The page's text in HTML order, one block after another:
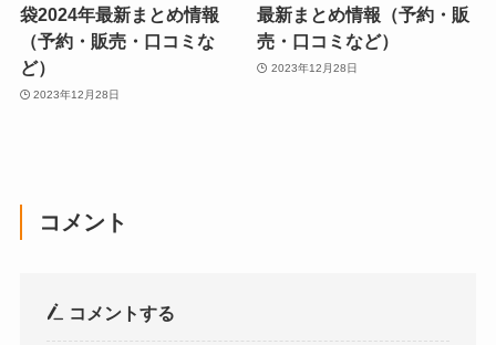
袋2024年最新まとめ情報
（予約・販売・口コミな
ど）
2023年12月28日
最新まとめ情報（予約・販
売・口コミなど）
2023年12月28日
コメント
コメントする